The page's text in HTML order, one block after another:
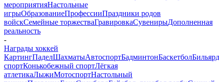
мероприятияНастольные
игрыОбразованиеПрофессииПраздники родов
войскСемейные торжестваГравировкаСувенирыДополненная
реальность
-
Награды хоккей
КартингПаделШахматыАвтоспортБадминтонБаскетболБильярд
спортКонькобежный спортЛёгкая
атлетикаЛыжиМотоспортНастольный